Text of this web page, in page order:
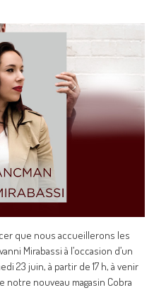
que nous accueillerons les
Mirabassi à l’occasion d’un
23 juin, à partir de 17 h, à venir
nouveau magasin Cobra